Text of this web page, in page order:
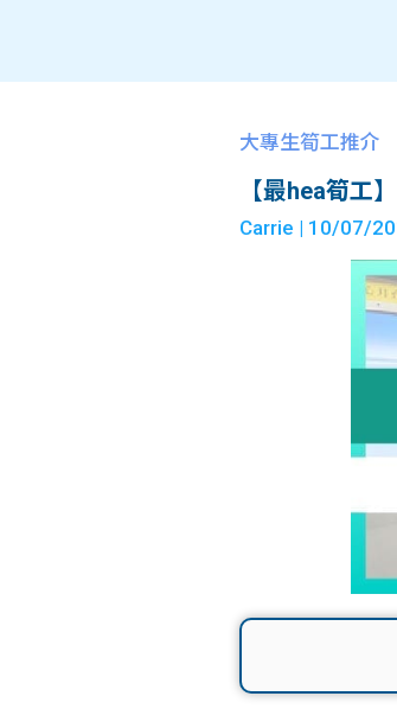
大專生筍工推介
【最hea筍工
Carrie | 10/07/